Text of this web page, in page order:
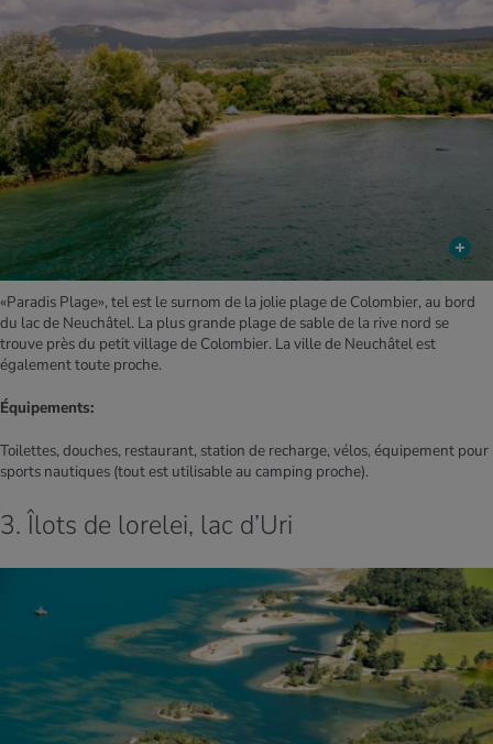
«Paradis Plage», tel est le surnom de la jolie plage de Colombier, au bord
du lac de Neuchâtel. La plus grande plage de sable de la rive nord se
trouve près du petit village de Colombier. La ville de Neuchâtel est
également toute proche.
Équipements:
Toilettes, douches, restaurant, station de recharge, vélos, équipement pour
sports nautiques (tout est utilisable au camping proche).
3. Îlots de lorelei, lac d’Uri